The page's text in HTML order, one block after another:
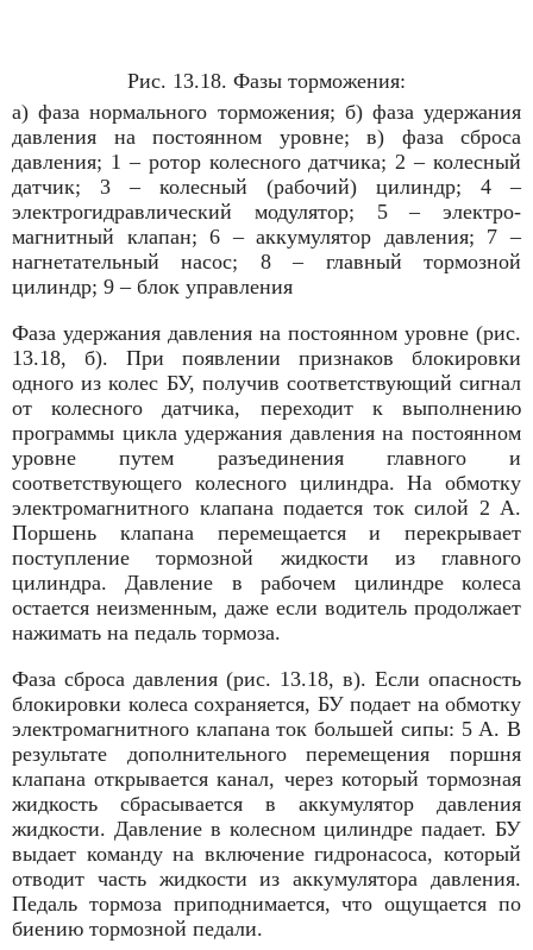
Рис. 13.18. Фазы торможения:
а) фаза нормального торможения; б) фаза удержания
давления на постоянном уровне; в) фаза сброса
давления; 1 – ротор колесного датчика; 2 – колесный
датчик; 3 – колесный (рабочий) цилиндр; 4 –
электрогидравлический модулятор; 5 – электро­
магнитный клапан; 6 – аккумулятор давления; 7 –
нагне­тательный насос; 8 – главный тормозной
цилиндр; 9 – блок управления
Фаза удержания давления на постоянном уровне (рис.
13.18, б). При появлении признаков блокировки
одного из колес БУ, получив соответствующий сигнал
от колесного датчика, переходит к выполнению
программы цикла удержания давления на постоян­ном
уровне путем разъединения главного и
соответствующего колесного цилиндра. На обмотку
электромагнитного клапана подается ток силой 2 А.
Поршень клапана перемещается и перекрывает
поступление тормозной жидкости из главного
цилиндра. Давление в рабочем цилиндре колеса
остается неизменным, даже если водитель продолжает
нажимать на педаль тормоза.
Фаза сброса давления (рис. 13.18, в). Если опасность
блокировки колеса сохраняется, БУ подает на обмотку
электромагнитного клапана ток большей сипы: 5 А. В
результате дополнительного перемещения поршня
клапана открывается канал, через который тормозная
жидкость сбрасывается в аккумулятор давления
жидкости. Давление в колесном цилиндре падает. БУ
выдает команду на включение гидронасоса, который
отводит часть жидкости из аккумулятора давления.
Педаль тормоза приподни­мается, что ощущается по
биению тормозной педали.